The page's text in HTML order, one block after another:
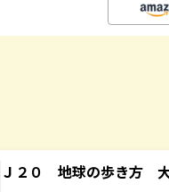
Ｊ２０ 地球の歩き方